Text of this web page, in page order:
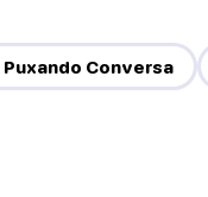
Puxando Conversa